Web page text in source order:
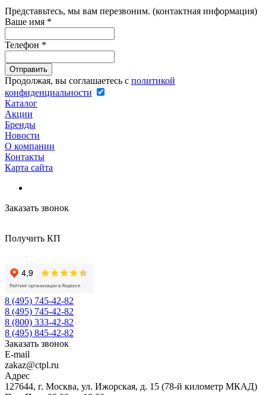
Представьтесь, мы вам перезвоним. (контактная информация)
Ваше имя *
Телефон *
Продолжая, вы соглашаетесь с политикой
конфиденциальности
Каталог
Акции
Бренды
Новости
О компании
Контакты
Карта сайта
Заказать звонок
Получить КП
8 (495) 745-42-82
8 (495) 745-42-82
8 (800) 333-42-82
8 (495) 845-42-82
Заказать звонок
E-mail
zakaz@ctpl.ru
Адрес
127644, г. Москва, ул. Ижорская, д. 15 (78-й километр МКАД)